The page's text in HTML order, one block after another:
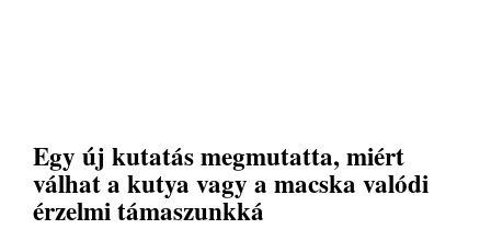
Egy új kutatás megmutatta, miért
válhat a kutya vagy a macska valódi
érzelmi támaszunkká